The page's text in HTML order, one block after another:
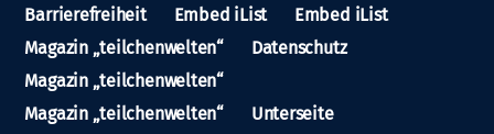
Barrierefreiheit
Embed iList
Embed iList
Magazin „teilchenwelten“
Datenschutz
Magazin „teilchenwelten“
Magazin „teilchenwelten“
Unterseite